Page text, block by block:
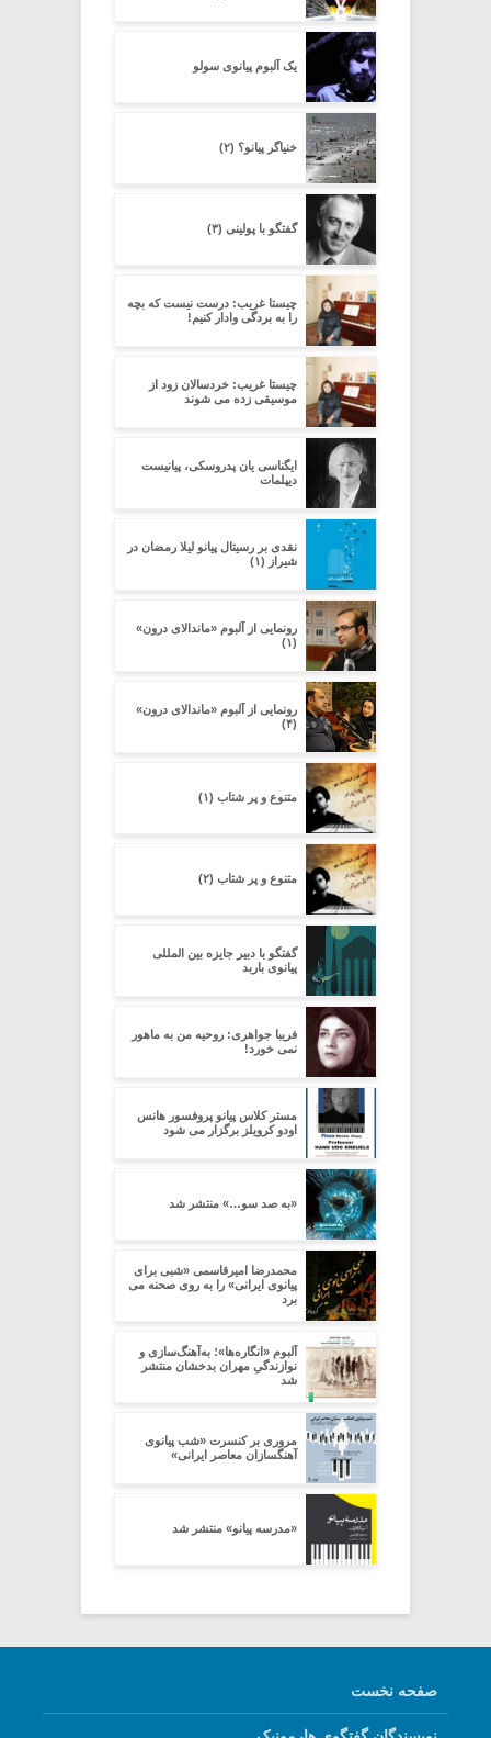
یک آلبوم پیانوی سولو
خنیاگر پیانو؟ (۲)
گفتگو با پولینی (۳)
چیستا غریب: درست نیست که بچه
را به بردگی وادار کنیم!
چیستا غریب: خردسالان زود از
موسیقی زده می شوند
ایگناسی یان پدروسکی، پیانیست
دیپلمات
نقدى بر رسیتال پیانو لیلا رمضان در
شیراز (۱)
رونمایی از آلبوم «ماندالای درون»
(۱)
رونمایی از آلبوم «ماندالای درون»
(۴)
متنوع و پر شتاب (۱)
متنوع و پر شتاب (۲)
گفتگو با دبیر جایزه بین المللی
پیانوی باربد
فریبا جواهری: روحیه من به ماهور
نمی خورد!
مستر کلاس پیانو پروفسور هانس
اودو کرویلز برگزار می شود
«به صد سو…» منتشر شد
محمدرضا امیرقاسمی «شبی برای
پیانوی ایرانی» را به روی صحنه می
برد
آلبوم «انگاره‌ها»؛ به‌آهنگ‌سازی و
نوازندگیِ مهران بدخشان منتشر
شد
مروری بر کنسرت «شب پیانوی
آهنگسازان معاصر ایرانی»
«مدرسه پیانو» منتشر شد
صفحه نخست